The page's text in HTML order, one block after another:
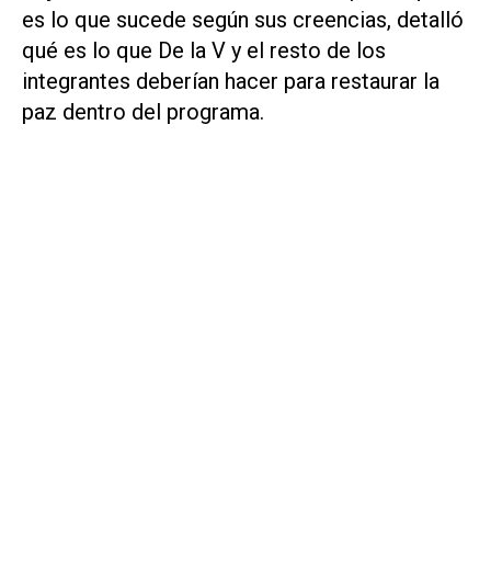
es lo que sucede según sus creencias, detalló
qué es lo que De la V y el resto de los
integrantes deberían hacer para restaurar la
paz dentro del programa.